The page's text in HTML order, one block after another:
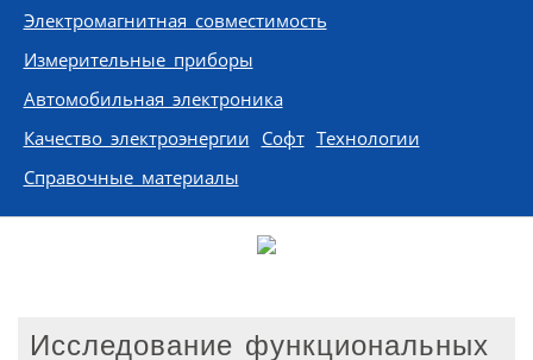
Электромагнитная совместимость
Измерительные приборы
Автомобильная электроника
Качество электроэнергии Софт Технологии
Справочные материалы
Исследование функциональных